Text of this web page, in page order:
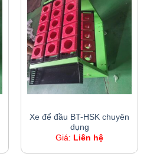
Xe để đầu BT-HSK chuyên
dụng
Giá: Liên hệ